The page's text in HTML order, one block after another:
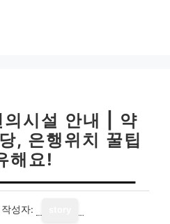
의시설 안내 | 약
, 은행위치 꿀팁
해요!
작성자: